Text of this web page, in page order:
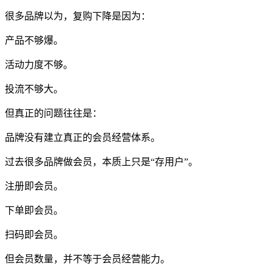
很多品牌以为，复购下降是因为：
产品不够爆。
活动力度不够。
投流不够大。
但真正的问题往往是：
品牌没有建立真正的会员经营体系。
过去很多品牌做会员，本质上只是“存用户”。
注册即会员。
下单即会员。
扫码即会员。
但会员数量，并不等于会员经营能力。